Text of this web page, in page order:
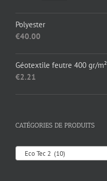
Polyester
€40.00
Géotextile feutre 400 gr/m²
€2.21
CATÉGORIES DE PRODUITS
Eco Tec 2 (10)